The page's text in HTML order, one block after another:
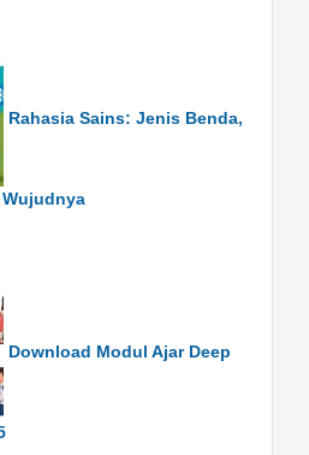
Rahasia Sains: Jenis Benda,
Download Modul Ajar Deep